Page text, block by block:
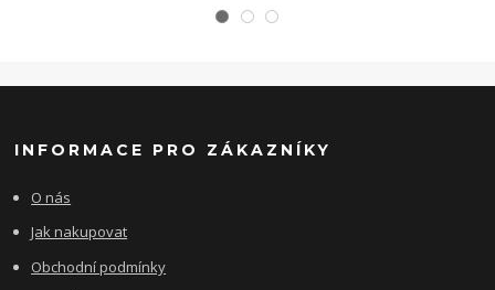
INFORMACE PRO ZÁKAZNÍKY
O nás
Jak nakupovat
Obchodní podmínky